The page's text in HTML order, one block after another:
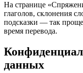
На странице
глаголов, склонения
подсказки — так
время перевода.
данных